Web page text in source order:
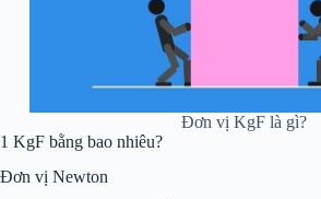
Đơn vị KgF là gì?
1 KgF bằng bao nhiêu?
Đơn vị Newton